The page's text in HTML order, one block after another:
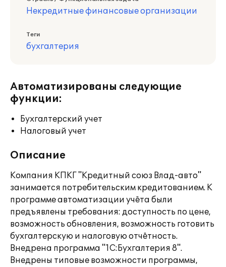
Некредитные финансовые организации
Теги
бухгалтерия
Автоматизированы следующие
функции:
Бухгалтерский учет
Налоговый учет
Описание
Компания КПКГ "Кредитный союз Влад-авто"
занимается потребительским кредитованием. К
программе автоматизации учёта были
предъявлены требования: доступность по цене,
возможность обновления, возможность готовить
бухгалтерскую и налоговую отчётность.
Внедрена программа "1С:Бухгалтерия 8".
Внедрены типовые возможности программы,